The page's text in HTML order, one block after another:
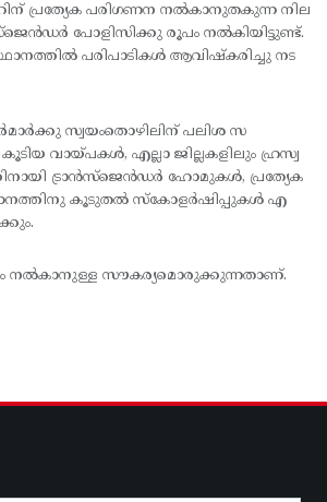
പ്രത്യേക പരിഗണന നല്‍കാനുതകുന്ന നില
പോളിസിക്കു രൂപം നല്‍കിയിട്ടുണ്ട്.
പരിപാടികള്‍ ആവിഷ്കരിച്ചു നട
സ്വയംതൊഴിലിന് പലിശ സ
വായ്പകള്‍, എല്ലാ ജില്ലകളിലും ഹ്രസ്വ
ട്രാന്‍സ്ജെന്‍ഡര്‍ ഹോമുകള്‍, പ്രത്യേക
കൂടുതല്‍ സ്കോളര്‍ഷിപ്പുകള്‍ എ
നല്‍കാനുള്ള സൗകര്യമൊരുക്കുന്നതാണ്.